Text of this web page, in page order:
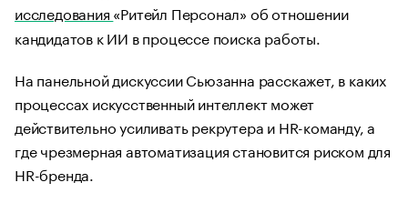
исследования «Ритейл Персонал» об отношении
кандидатов к ИИ в процессе поиска работы.
На панельной дискуссии Сьюзанна расскажет, в каких
процессах искусственный интеллект может
действительно усиливать рекрутера и HR-команду, а
где чрезмерная автоматизация становится риском для
HR-бренда.